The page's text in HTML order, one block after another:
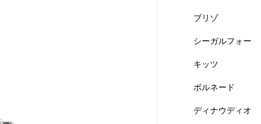
ブリゾ
シーガルフォー
キッツ
ボルネード
ディナウディオ